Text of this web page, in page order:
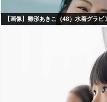
【画像】雛形あきこ（48）水着グラ